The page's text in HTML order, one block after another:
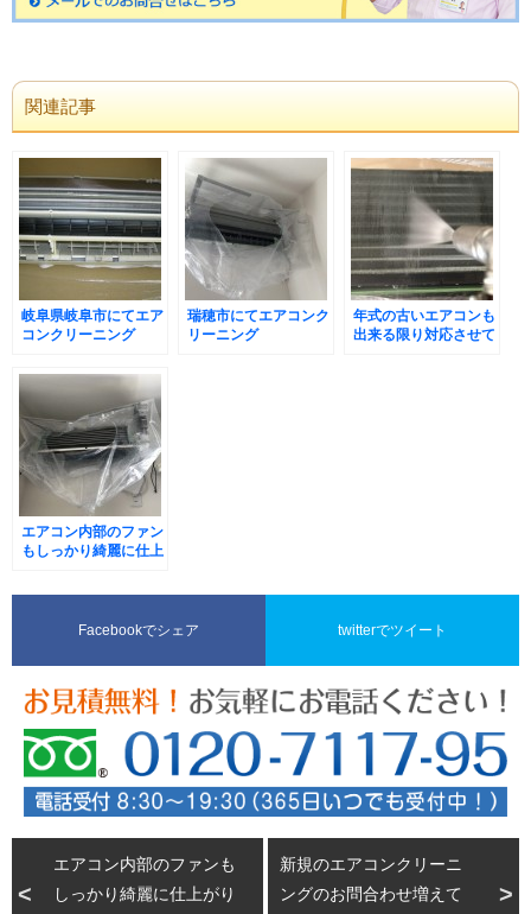
関連記事
岐阜県岐阜市にてエア
コンクリーニング
瑞穂市にてエアコンク
リーニング
年式の古いエアコンも
出来る限り対応させて
エアコン内部のファン
もしっかり綺麗に仕上
Facebookでシェア twitterでツイート
エアコン内部のファンも
しっかり綺麗に仕上がり
新規のエアコンクリーニ
ングのお問合わせ増えて